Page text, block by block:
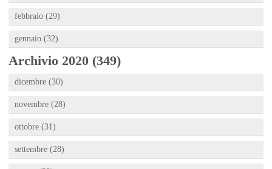
febbraio (29)
gennaio (32)
Archivio 2020 (349)
dicembre (30)
novembre (28)
ottobre (31)
settembre (28)